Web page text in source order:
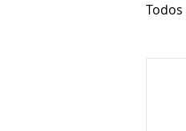
Todos